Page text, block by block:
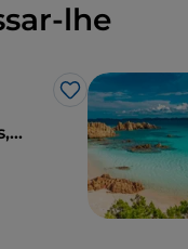
lhe
Gosto